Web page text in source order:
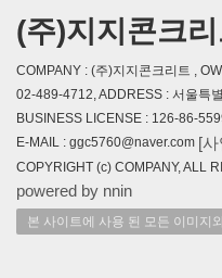
(주)지지콘크
COMPANY : (주)지지콘크리트 ,
02-489-4712, ADDRESS : 서울특
BUSINESS LICENSE : 126-86-
E-MAIL : ggc5760@naver.com [
COPYRIGHT (c) COMPANY, ALL
powered by nnin
본 사이트에 사용 된 모든 이미지